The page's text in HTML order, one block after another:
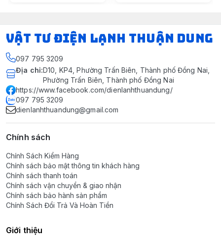
VẬT TƯ ĐIỆN LẠNH THUẬN DUNG
097 795 3209
Địa chỉ:D10, KP4, Phường Trấn Biên, Thành phố Đồng Nai,
Phường Trấn Biên, Thành phố Đồng Nai
https://www.facebook.com/dienlanhthuandung/
097 795 3209
dienlanhthuandung@gmail.com
Chính sách
Chính Sách Kiểm Hàng
Chính sách bảo mật thông tin khách hàng
Chính sách thanh toán
Chính sách vận chuyển & giao nhận
Chính sách bảo hành sản phẩm
Chính Sách Đổi Trả Và Hoàn Tiền
Giới thiệu